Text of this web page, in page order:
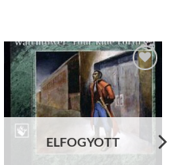
Add to
wishlist
ELFOGYOTT